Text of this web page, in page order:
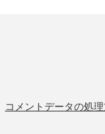
コメントデータの処